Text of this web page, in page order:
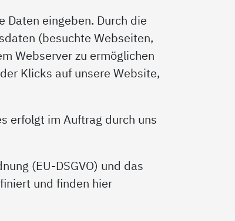
Daten eingeben. Durch die
(besuchte Webseiten,
Webserver zu ermöglichen
Klicks auf unsere Website,
erfolgt im Auftrag durch uns
(EU-DSGVO) und das
und finden hier